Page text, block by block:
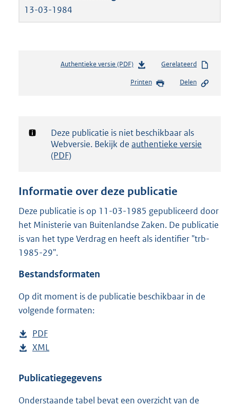
13-03-1984
Authentieke versie (PDF)b
s
d
g
t
e
:
6
Gerelateerd
Printen Delen
Notificatie:
Deze publicatie is niet beschikbaar als
Webversie. Bekijk de authentieke versie
(PDF)
Informatie over deze publicatie
Deze publicatie is op 11-03-1985 gepubliceerd door
het Ministerie van Buitenlandse Zaken. De publicatie
is van het type Verdrag en heeft als identifier "trb-
1985-29".
Bestandsformaten
Op dit moment is de publicatie beschikbaar in de
volgende formaten:
D
o
n
o
PDF
e
t
n
D
w
l
XML
s
a
Publicatiegegevens
Onderstaande tabel bevat een overzicht van de